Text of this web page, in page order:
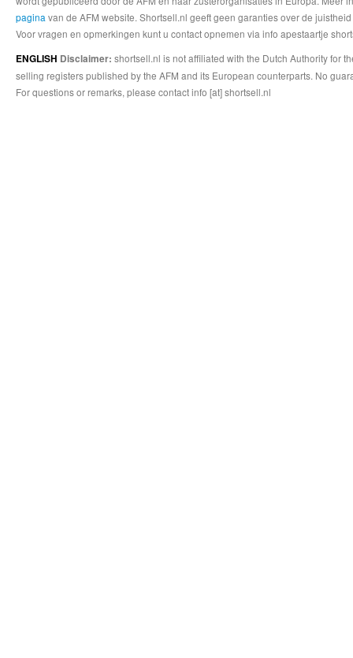
pagina van de AFM website. Shortsell.nl geeft geen garanties over de
Voor vragen en opmerkingen kunt u contact opnemen via info apestaartje
ENGLISH Disclaimer: shortsell.nl is not affiliated with the Dutch Authority for
selling registers published by the AFM and its European counterparts. No
For questions or remarks, please contact info [at] shortsell.nl